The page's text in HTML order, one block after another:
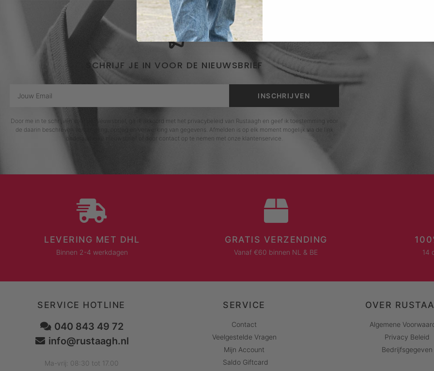
SCHRIJF JE IN VOOR DE NIEUWSBRIEF
INSCHRIJVEN
Door me in te schrijven voor de nieuwsbrief, ga ik akkoord met het privacybeleid van Rustaagh en geef ik toestemming voor
de daarin beschreven verzameling, opslag en verwerking van gegevens. Afmelden is op elk moment mogelijk via de link
onderaan elke nieuwsbrief of door contact op te nemen met onze klantenservice.
LEVERING MET DHL
Binnen 2-4 werkdagen
GRATIS VERZENDING
Vanaf €60 binnen NL & BE 14
SERVICE HOTLINE
040 843 49 72
info@rustaagh.nl
Ma-vrij: 08:30 tot 17.00
SERVICE
Contact
Veelgestelde Vragen
Mijn Account
Saldo Giftcard
OVER
Algemene
Privacy Beleid
Bedrijfsgegeven